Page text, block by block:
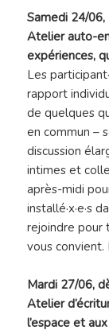
Samedi 24/
Atelier auto-
expériences,
Les
rapport
de quelques
en commun –
discussion
intimes et
après-midi
installé·x·e·s
rejoindre pour
vous convient.
Mardi 27/06,
Atelier
l’espace et